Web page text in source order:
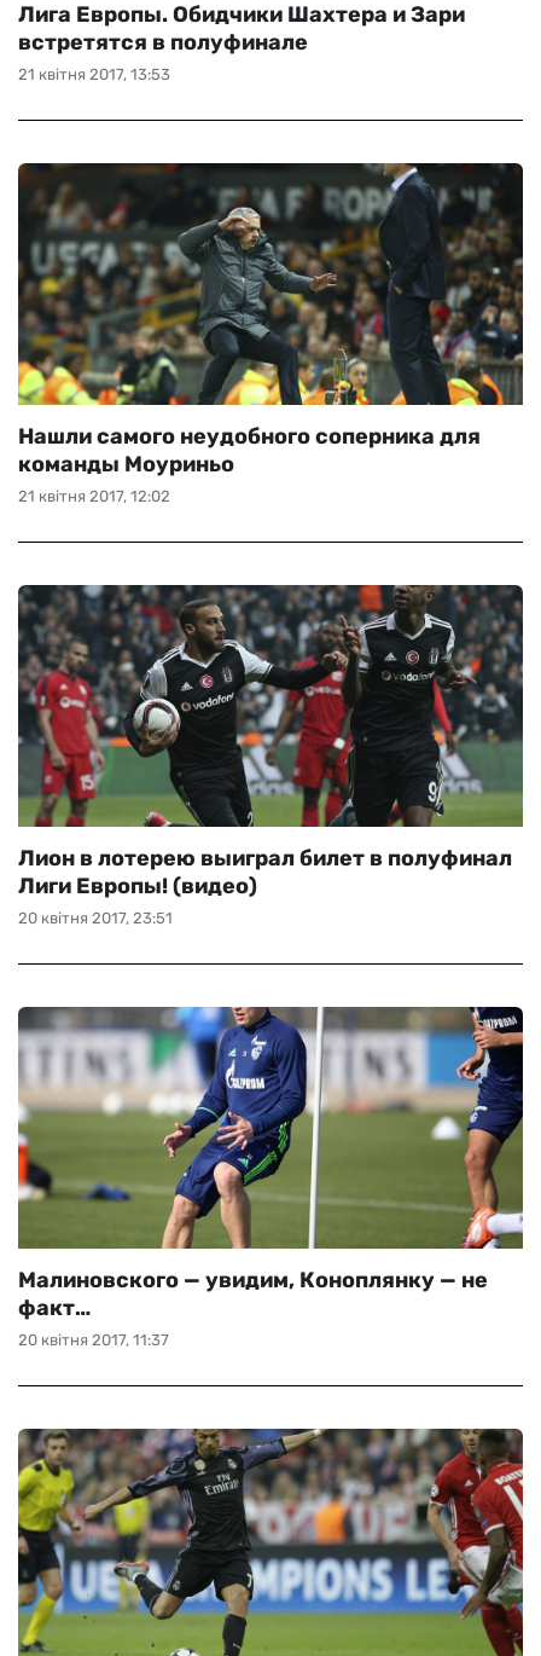
21 квітня 2017, 13:53
Лига Европы. Обидчики Шахтера и Зари
встретятся в полуфинале
21 квітня 2017, 12:02
Нашли самого неудобного соперника для
команды Моуриньо
20 квітня 2017, 23:51
Лион в лотерею выиграл билет в полуфинал
Лиги Европы! (видео)
20 квітня 2017, 11:37
Малиновского — увидим, Коноплянку — не
факт…